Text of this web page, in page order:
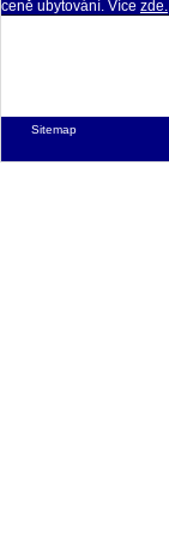
ceně ubytování. Více zde.
Sitemap